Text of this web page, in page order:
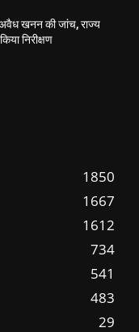
खनन की जांच, राज्य
निरीक्षण
1850
1667
1612
734
541
483
29